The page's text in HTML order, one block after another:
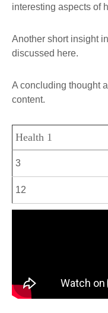
interesting aspects of
Another short insight
discussed here.
A concluding thought
content.
Health 1
3
12